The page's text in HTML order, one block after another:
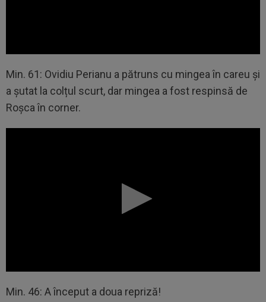
Min. 61: Ovidiu Perianu a pătruns cu mingea în careu și
a șutat la colțul scurt, dar mingea a fost respinsă de
Roșca în corner.
Min. 46: A început a doua repriză!